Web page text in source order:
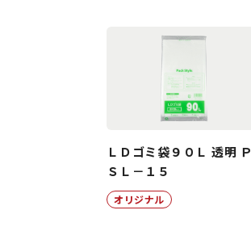
ＬＤゴミ袋９０Ｌ 透明 Ｐ
ＳＬ－１５
オリジナル